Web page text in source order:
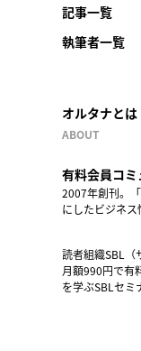
記事一覧
執筆者一覧
オルタナとは
ABOUT
有料会員コミ
2007年創刊。
にしたビジネス
読者組織SBL（
月額990円で有
を学ぶSBLセミ